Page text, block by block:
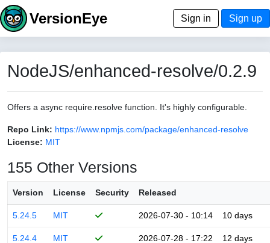
VersionEye Sign in Sign up
NodeJS/enhanced-resolve/0.2.9
Offers a async require.resolve function. It's highly configurable.
Repo Link: https://www.npmjs.com/package/enhanced-resolve
License: MIT
155 Other Versions
Version License Security Released
5.24.5 MIT 2026-07-30 - 10:14 10 days
5.24.4 MIT 2026-07-28 - 17:22 12 days